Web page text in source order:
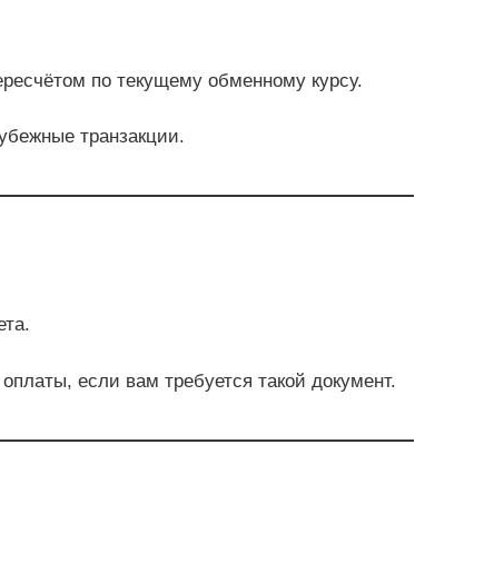
по текущему обменному курсу.
транзакции.
если вам требуется такой документ.